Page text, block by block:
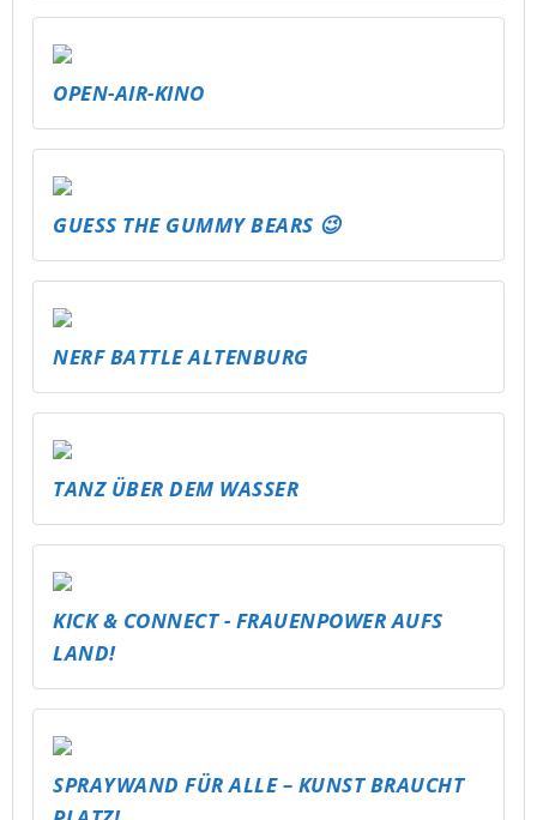
OPEN-AIR-KINO
GUESS THE GUMMY BEARS 😉
NERF BATTLE ALTENBURG
TANZ ÜBER DEM WASSER
KICK & CONNECT - FRAUENPOWER AUFS
LAND!
SPRAYWAND FÜR ALLE – KUNST BRAUCHT